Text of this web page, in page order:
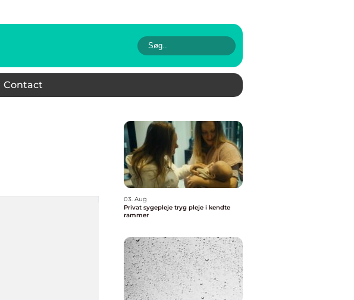
Contact
03. Aug
Privat sygepleje tryg pleje i kendte
rammer